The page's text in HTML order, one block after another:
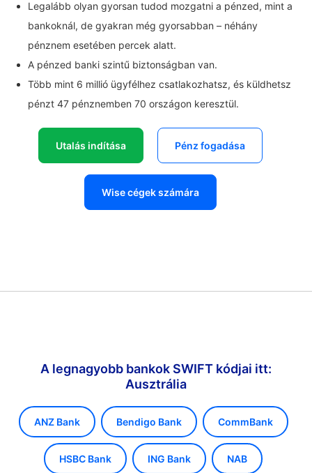
Legalább olyan gyorsan tudod mozgatni a pénzed, mint a
bankoknál, de gyakran még gyorsabban – néhány
pénznem esetében percek alatt.
A pénzed banki szintű biztonságban van.
Több mint 6 millió ügyfélhez csatlakozhatsz, és küldhetsz
pénzt 47 pénznemben 70 országon keresztül.
Utalás indítása Pénz fogadása
Wise cégek számára
A legnagyobb bankok SWIFT kódjai itt:
Ausztrália
ANZ Bank Bendigo Bank CommBank
HSBC Bank ING Bank NAB